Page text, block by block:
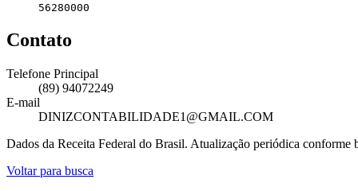
56280000
Contato
Telefone Principal
(89) 94072249
E-mail
DINIZCONTABILIDADE1@GMAIL.COM
Dados da Receita Federal do Brasil. Atualização periódica conforme
Voltar para busca